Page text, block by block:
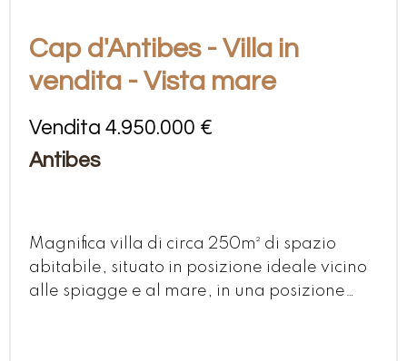
Cap d'Antibes - Villa in
vendita - Vista mare
Vendita 4.950.000 €
Antibes
Magnifica villa di circa 250m² di spazio
abitabile, situato in posizione ideale vicino
alle spiagge e al mare, in una posizione